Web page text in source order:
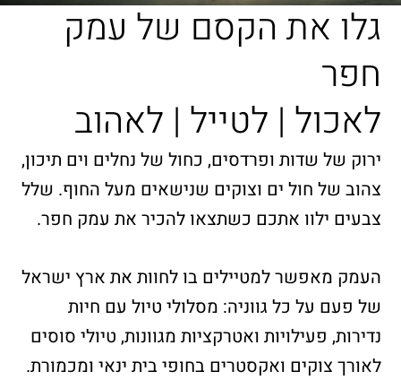
גלו את הקסם של עמק
חפר
לאכול | לטייל | לאהוב
ירוק של שדות ופרדסים, כחול של נחלים וים תיכון,
צהוב של חול ים וצוקים שנישאים מעל החוף. שלל
צבעים ילוו אתכם כשתצאו להכיר את עמק חפר.
העמק מאפשר למטיילים בו לחוות את ארץ ישראל
של פעם על כל גווניה: מסלולי טיול עם חיות
נדירות, פעילויות ואטרקציות מגוונות, טיולי סוסים
לאורך צוקים ואקסטרים בחופי בית ינאי ומכמורת.